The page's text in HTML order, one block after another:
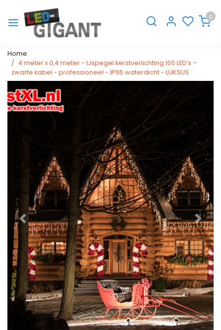
0
Home
4 meter x 0,4 meter - IJspegel kerstverlichting 100 LED’s –
zwarte kabel - professioneel - IP65 waterdicht - LUKSUS
Vorige